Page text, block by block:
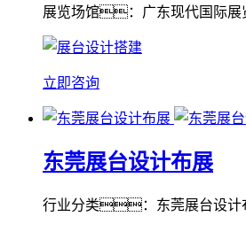
展览场馆：广东现代国际展
立即咨询
东莞展台设计布展
行业分类：东莞展台设计